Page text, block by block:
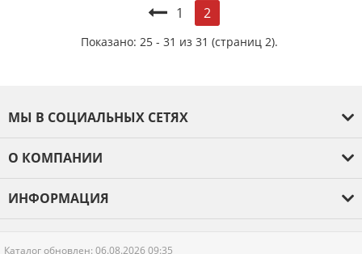
1 2
Показано: 25 - 31 из 31 (страниц 2).
МЫ В СОЦИАЛЬНЫХ СЕТЯХ
О КОМПАНИИ
ИНФОРМАЦИЯ
Каталог обновлен: 06.08.2026 09:35